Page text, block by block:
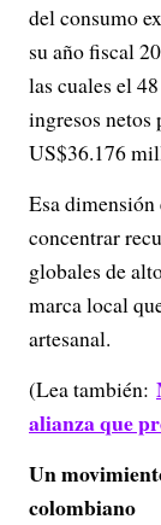
del consumo
su año fiscal
las cuales el
ingresos
US$36.176
Esa
concentrar
globales de
marca local
artesanal.
(Lea también:
alianza que
Un
colombiano